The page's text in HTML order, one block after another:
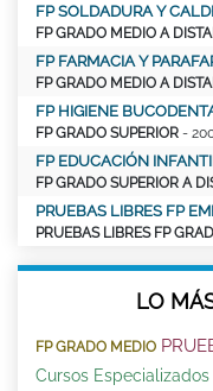
FP SOLDADURA Y
FP GRADO MEDIO A
FP FARMACIA Y
FP GRADO MEDIO A
FP HIGIENE
FP GRADO SUPERIOR -
FP EDUCACIÓN
FP GRADO SUPERIOR A
PRUEBAS LIBRES FP
PRUEBAS LIBRES FP
LO
FP GRADO MEDIO
Cursos Especializados